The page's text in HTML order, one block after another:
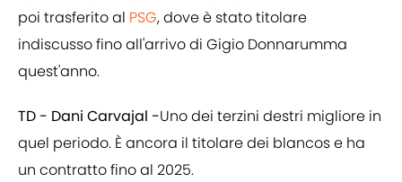
poi trasferito al PSG, dove è stato titolare
indiscusso fino all'arrivo di Gigio Donnarumma
quest'anno.
TD - Dani Carvajal -Uno dei terzini destri migliore in
quel periodo. È ancora il titolare dei blancos e ha
un contratto fino al 2025.